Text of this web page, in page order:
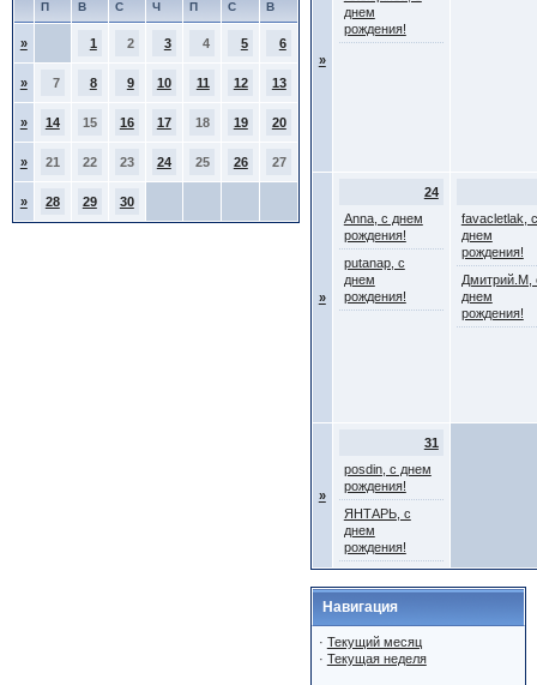
П В С Ч П С В
» 1 2 3 4 5 6
» 7 8 9 10 11 12 13
» 14 15 16 17 18 19 20
» 21 22 23 24 25 26 27
» 28 29 30
»
днем
рождения!
»
24
Anna, с днем
рождения!
putanap, с
днем
рождения!
favacletlak, с
днем
рождения!
Дмитрий.М,
днем
рождения!
»
31
posdin, с днем
рождения!
ЯНТАРЬ, с
днем
рождения!
Навигация
· Текущий месяц
· Текущая неделя